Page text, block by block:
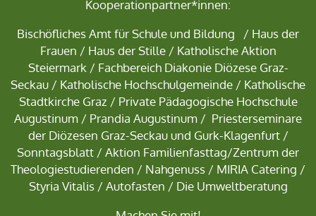
Kooperationpartner*innen:
Bischöfliches Amt für Schule und Bildung / Haus der
Frauen / Haus der Stille/ Katholische Aktion
Steiermark/ Fachbereich Diakonie Diözese Graz-
Seckau / Katholische Hochschulgemeinde / Katholische
Stadtkirche Graz / Private Pädagogische Hochschule
Augustinum / Prandia Augustinum / Priesterseminare
der Diözesen Graz-Seckau und Gurk-Klagenfurt /
Sonntagsblatt / Aktion Familienfasttag/Zentrum der
Theologiestudierenden / Nahgenuss / MIRIA Catering /
Styria Vitalis / Autofasten / Die Umweltberatung